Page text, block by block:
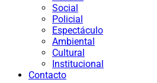
Social
Policial
Espectáculo
Ambiental
Cultural
Institucional
Contacto